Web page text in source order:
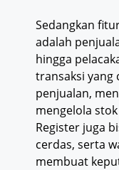
Sedangkan
adalah
hingga
transaksi yang
penjualan,
mengelola
Register juga
cerdas, serta
membuat